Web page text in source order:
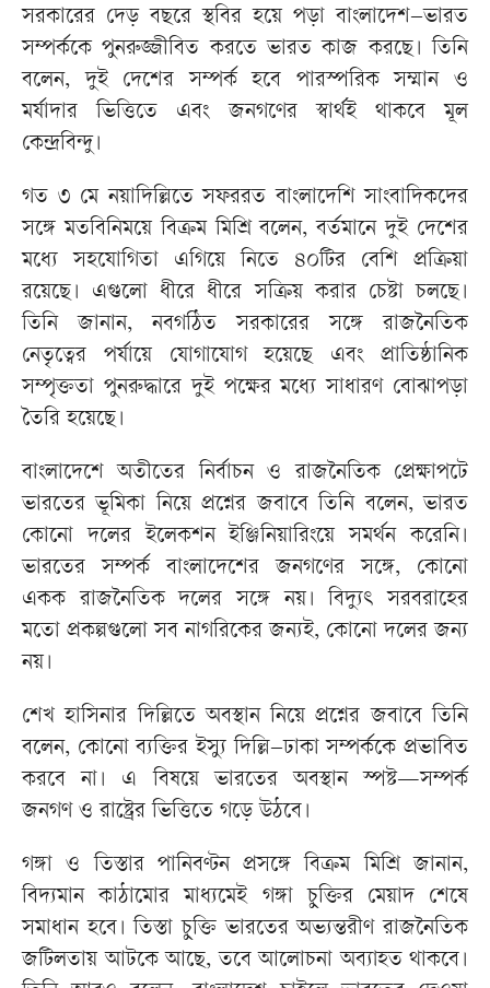
সরকারের দেড় বছরে স্থবির হয়ে পড়া বাংলাদেশ–ভারত
সম্পর্ককে পুনরুজ্জীবিত করতে ভারত কাজ করছে। তিনি
বলেন, দুই দেশের সম্পর্ক হবে পারস্পরিক সম্মান ও
মর্যাদার ভিত্তিতে এবং জনগণের স্বার্থই থাকবে মূল
কেন্দ্রবিন্দু।
গত ৩ মে নয়াদিল্লিতে সফররত বাংলাদেশি সাংবাদিকদের
সঙ্গে মতবিনিময়ে বিক্রম মিশ্রি বলেন, বর্তমানে দুই দেশের
মধ্যে সহযোগিতা এগিয়ে নিতে ৪০টির বেশি প্রক্রিয়া
রয়েছে। এগুলো ধীরে ধীরে সক্রিয় করার চেষ্টা চলছে।
তিনি জানান, নবগঠিত সরকারের সঙ্গে রাজনৈতিক
নেতৃত্বের পর্যায়ে যোগাযোগ হয়েছে এবং প্রাতিষ্ঠানিক
সম্পৃক্ততা পুনরুদ্ধারে দুই পক্ষের মধ্যে সাধারণ বোঝাপড়া
তৈরি হয়েছে।
বাংলাদেশে অতীতের নির্বাচন ও রাজনৈতিক প্রেক্ষাপটে
ভারতের ভূমিকা নিয়ে প্রশ্নের জবাবে তিনি বলেন, ভারত
কোনো দলের ইলেকশন ইঞ্জিনিয়ারিংয়ে সমর্থন করেনি।
ভারতের সম্পর্ক বাংলাদেশের জনগণের সঙ্গে, কোনো
একক রাজনৈতিক দলের সঙ্গে নয়। বিদ্যুৎ সরবরাহের
মতো প্রকল্পগুলো সব নাগরিকের জন্যই, কোনো দলের জন্য
নয়।
শেখ হাসিনার দিল্লিতে অবস্থান নিয়ে প্রশ্নের জবাবে তিনি
বলেন, কোনো ব্যক্তির ইস্যু দিল্লি–ঢাকা সম্পর্ককে প্রভাবিত
করবে না। এ বিষয়ে ভারতের অবস্থান স্পষ্ট—সম্পর্ক
জনগণ ও রাষ্ট্রের ভিত্তিতে গড়ে উঠবে।
গঙ্গা ও তিস্তার পানিবণ্টন প্রসঙ্গে বিক্রম মিশ্রি জানান,
বিদ্যমান কাঠামোর মাধ্যমেই গঙ্গা চুক্তির মেয়াদ শেষে
সমাধান হবে। তিস্তা চুক্তি ভারতের অভ্যন্তরীণ রাজনৈতিক
জটিলতায় আটকে আছে, তবে আলোচনা অব্যাহত থাকবে।